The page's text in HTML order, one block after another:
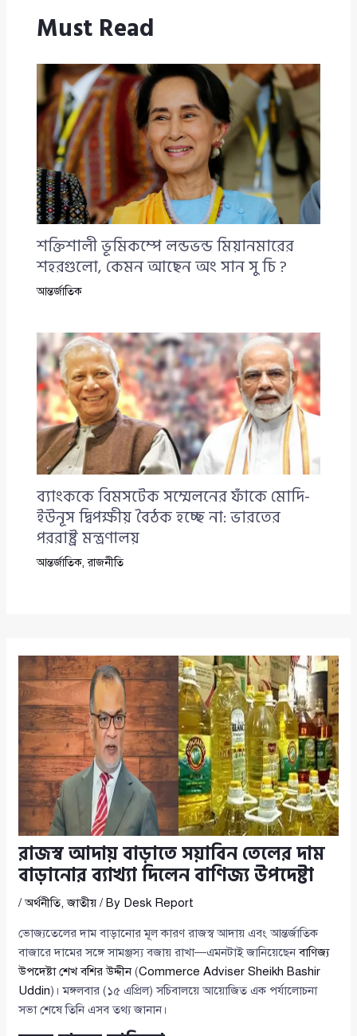
Must Read
শক্তিশালী ভূমিকম্পে লন্ডভন্ড মিয়ানমারের
শহরগুলো, কেমন আছেন অং সান সু চি ?
আন্তর্জাতিক
ব্যাংককে বিমসটেক সম্মেলনের ফাঁকে মোদি-
ইউনূস দ্বিপক্ষীয় বৈঠক হচ্ছে না: ভারতের
পররাষ্ট্র মন্ত্রণালয়
আন্তর্জাতিক,রাজনীতি
রাজস্ব আদায় বাড়াতে সয়াবিন তেলের দাম
বাড়ানোর ব্যাখ্যা দিলেন বাণিজ্য উপদেষ্টা
/অর্থনীতি,জাতীয় / By Desk Report
ভোজ্যতেলের দাম বাড়ানোর মূল কারণ রাজস্ব আদায় এবং আন্তর্জাতিক
বাজারে দামের সঙ্গে সামঞ্জস্য বজায় রাখা—এমনটাই জানিয়েছেনবাণিজ্য
উপদেষ্টা শেখ বশির উদ্দীন(Commerce Adviser Sheikh Bashir
Uddin)। মঙ্গলবার (১৫ এপ্রিল) সচিবালয়ে আয়োজিত এক পর্যালোচনা
সভা শেষে তিনি এসব তথ্য জানান।